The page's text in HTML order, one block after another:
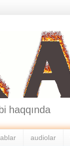
haqqında
audiolar